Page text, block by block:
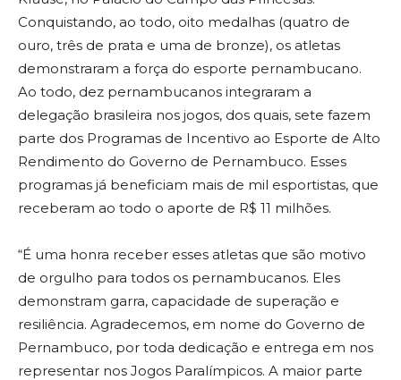
Conquistando, ao todo, oito medalhas (quatro de
ouro, três de prata e uma de bronze), os atletas
demonstraram a força do esporte pernambucano.
Ao todo, dez pernambucanos integraram a
delegação brasileira nos jogos, dos quais, sete fazem
parte dos Programas de Incentivo ao Esporte de Alto
Rendimento do Governo de Pernambuco. Esses
programas já beneficiam mais de mil esportistas, que
receberam ao todo o aporte de R$ 11 milhões.
“É uma honra receber esses atletas que são motivo
de orgulho para todos os pernambucanos. Eles
demonstram garra, capacidade de superação e
resiliência. Agradecemos, em nome do Governo de
Pernambuco, por toda dedicação e entrega em nos
representar nos Jogos Paralímpicos. A maior parte